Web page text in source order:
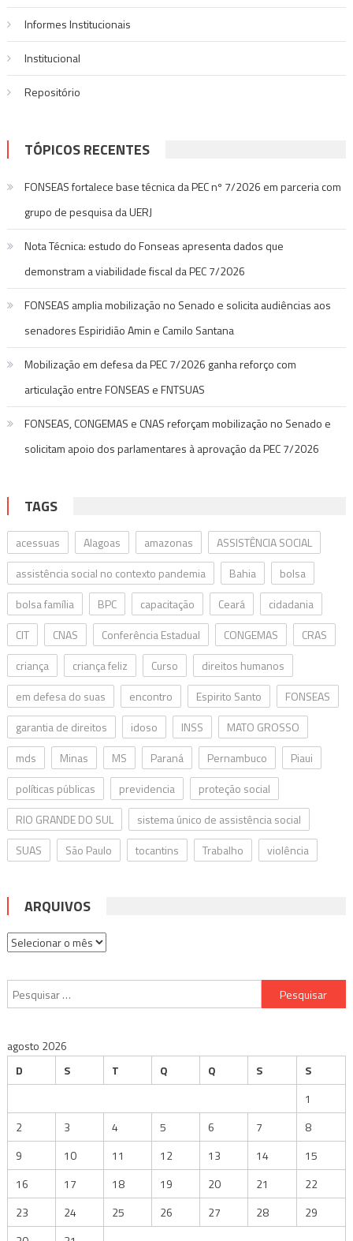
Informes Institucionais
Institucional
Repositório
TÓPICOS RECENTES
FONSEAS fortalece base técnica da PEC nº 7/2026 em parceria com
grupo de pesquisa da UERJ
Nota Técnica: estudo do Fonseas apresenta dados que
demonstram a viabilidade fiscal da PEC 7/2026
FONSEAS amplia mobilização no Senado e solicita audiências aos
senadores Espiridião Amin e Camilo Santana
Mobilização em defesa da PEC 7/2026 ganha reforço com
articulação entre FONSEAS e FNTSUAS
FONSEAS, CONGEMAS e CNAS reforçam mobilização no Senado e
solicitam apoio dos parlamentares à aprovação da PEC 7/2026
TAGS
acessuas Alagoas amazonas
ASSISTÊNCIA SOCIAL
assistência social no contexto pandemia
Bahia
bolsa
bolsa família
BPC capacitação Ceará
cidadania
CIT
CNAS Conferência Estadual CONGEMAS
CRAS
criança
criança feliz Curso
direitos humanos
em defesa do suas
encontro Espirito Santo
FONSEAS
garantia de direitos
idoso INSS
MATO GROSSO
mds
Minas MS Paraná Pernambuco
Piaui
políticas públicas
previdencia
proteção social
RIO GRANDE DO SUL
sistema único de assistência social
SUAS
São Paulo tocantins Trabalho violência
ARQUIVOS
Arquivos
Pesquisar
por:
agosto 2026
D
S T Q Q S
S
1
2
3 4 5 6 7
8
9
10 11 12 13 14
15
16
17 18 19 20 21
22
23
24 25 26 27 28
29